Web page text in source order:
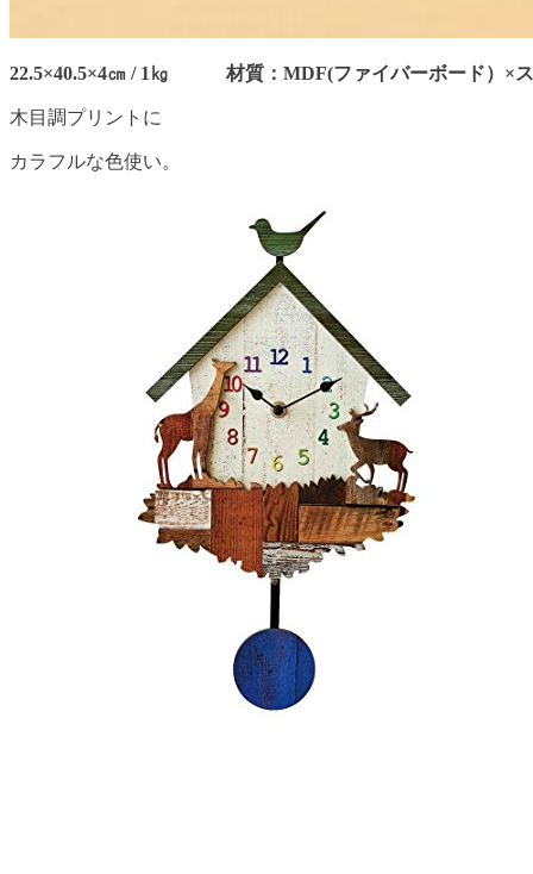
22.5×40.5×4㎝ / 1㎏ 材質：MDF(ファイバーボード）×
木目調プリントに
カラフルな色使い。